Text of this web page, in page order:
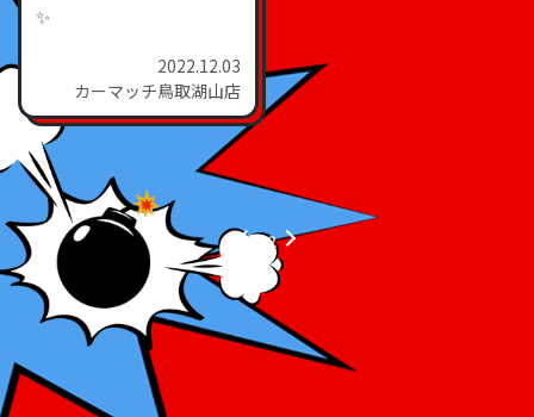
✨
2022.12.03
カーマッチ鳥取湖山店
1 2